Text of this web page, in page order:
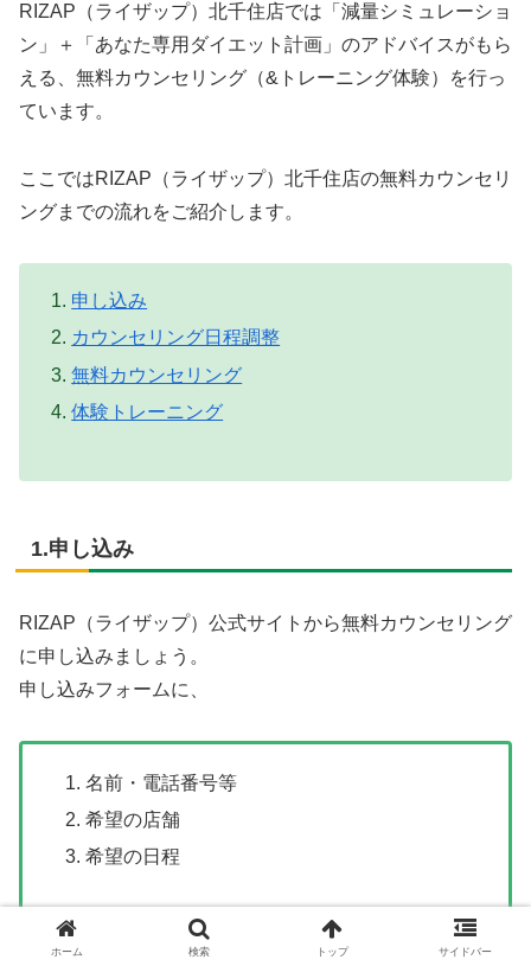
RIZAP（ライザップ）北千住店では「減量シミュレーショ
ン」＋「あなた専用ダイエット計画」のアドバイスがもら
える、無料カウンセリング（&トレーニング体験）を行っ
ています。
ここではRIZAP（ライザップ）北千住店の無料カウンセリ
ングまでの流れをご紹介します。
申し込み
カウンセリング日程調整
無料カウンセリング
体験トレーニング
1.申し込み
RIZAP（ライザップ）公式サイトから無料カウンセリング
に申し込みましょう。
申し込みフォームに、
名前・電話番号等
希望の店舗
希望の日程
ホーム 検索 トップ サイドバー